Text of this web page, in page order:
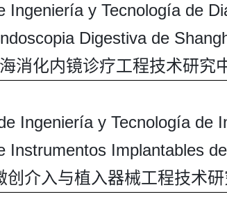
Ingeniería y Tecnología de
Digestiva de
海消化内镜诊疗工程技术研究
Ingeniería y Tecnología de
Instrumentos Implantables
创介入与植入器械工程技术研